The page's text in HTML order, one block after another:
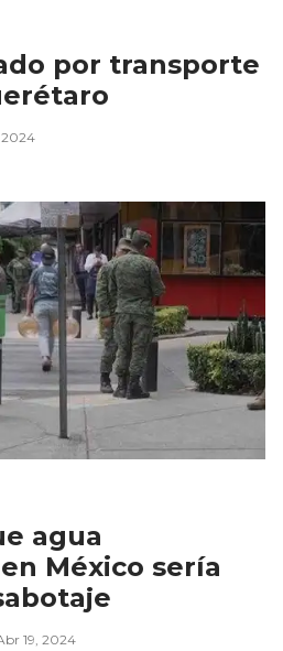
por transporte
agua
México sería
19, 2024